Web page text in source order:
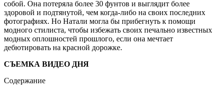
собой. Она потеряла более 30 фунтов и выглядит более
здоровой и подтянутой, чем когда-либо на своих последних
фотографиях. Но Натали могла бы прибегнуть к помощи
модного стилиста, чтобы избежать своих печально известных
модных оплошностей прошлого, если она мечтает
дебютировать на красной дорожке.
СЪЕМКА ВИДЕО ДНЯ
Содержание